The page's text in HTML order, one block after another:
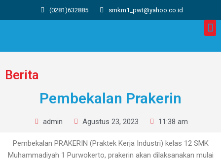
(0281)632885 smkm1_pwt@yahoo.co.id
Berita
Pembekalan Prakerin
admin Agustus 23, 2023 11:38 am
Pembekalan PRAKERIN (Praktek Kerja Industri) kelas 12 SMK
Muhammadiyah 1 Purwokerto, prakerin akan dilaksanakan mulai